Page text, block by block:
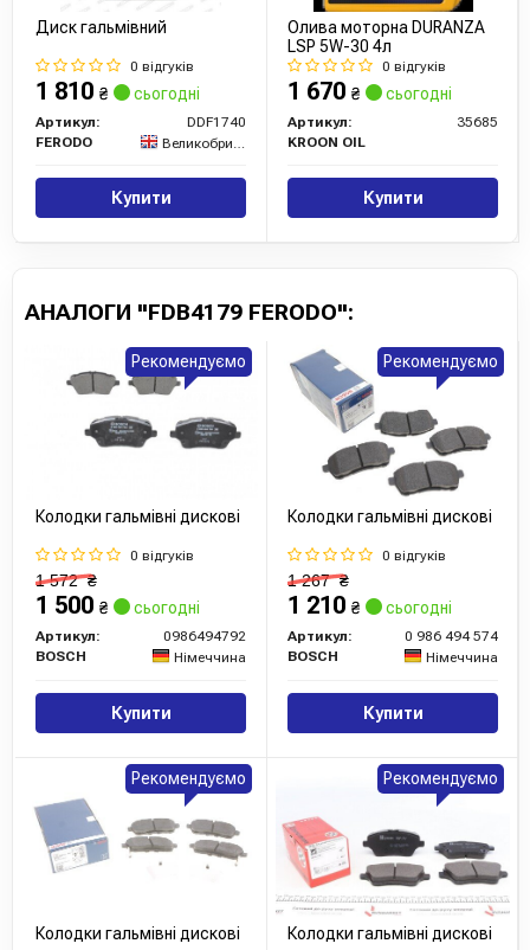
Диск гальмівний
0 відгуків
1 810 ₴ сьогодні
Артикул:
DDF1740
FERODO
Великобританія
Купити
Олива моторна DURANZA
LSP 5W-30 4л
0 відгуків
1 670 ₴ сьогодні
Артикул:
35685
KROON OIL
Купити
АНАЛОГИ "FDB4179 FERODO":
Колодки гальмівні дискові
0 відгуків
1 572₴
1 500 ₴ сьогодні
Артикул:
0986494792
BOSCH
Німеччина
Купити
Рекомендуємо
Колодки гальмівні дискові
0 відгуків
1 267₴
1 210 ₴ сьогодні
Артикул:
0 986 494 574
BOSCH
Німеччина
Купити
Рекомендуємо
Колодки гальмівні дискові
Рекомендуємо
Колодки гальмівні дискові
Рекомендуємо